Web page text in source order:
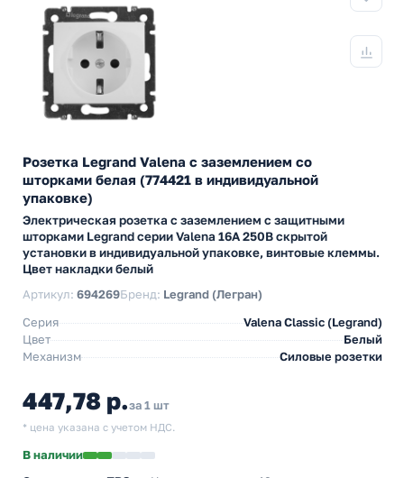
Розетка Legrand Valena с заземлением со
шторками белая (774421 в индивидуальной
упаковке)
Электрическая розетка с заземлением с защитными
шторками Legrand серии Valena 16А 250В скрытой
установки в индивидуальной упаковке, винтовые клеммы.
Цвет накладки белый
Артикул: 694269Бренд: Legrand (Легран)
Серия
Valena Classic (Legrand)
Цвет
Белый
Механизм
Силовые розетки
447,78 р.за 1 шт
* цена указана с учетом НДС.
В наличии